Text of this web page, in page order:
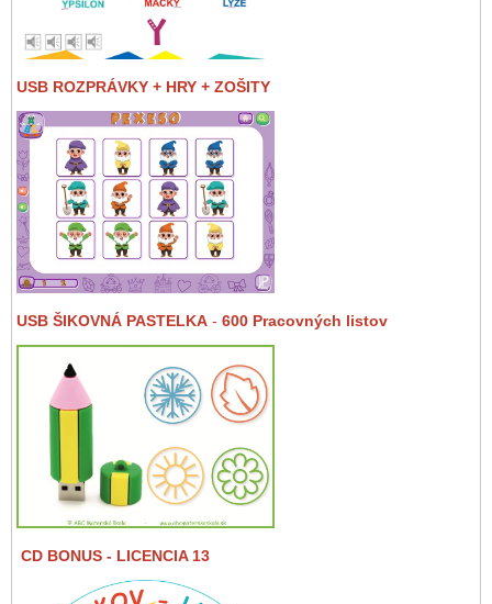
USB ROZPRÁVKY + HRY + ZOŠITY
USB ŠIKOVNÁ PASTELKA - 600 Pracovných listov
CD BONUS - LICENCIA 13